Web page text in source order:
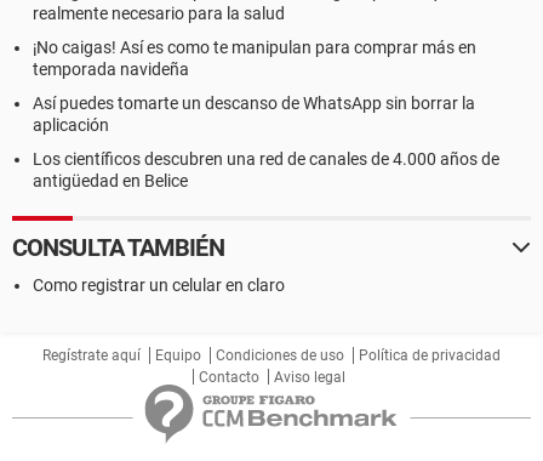
realmente necesario para la salud
¡No caigas! Así es como te manipulan para comprar más en
temporada navideña
Así puedes tomarte un descanso de WhatsApp sin borrar la
aplicación
Los científicos descubren una red de canales de 4.000 años de
antigüedad en Belice
CONSULTA TAMBIÉN
Como registrar un celular en claro
Regístrate aquí Equipo Condiciones de uso
Política de privacidad
Contacto
Aviso legal